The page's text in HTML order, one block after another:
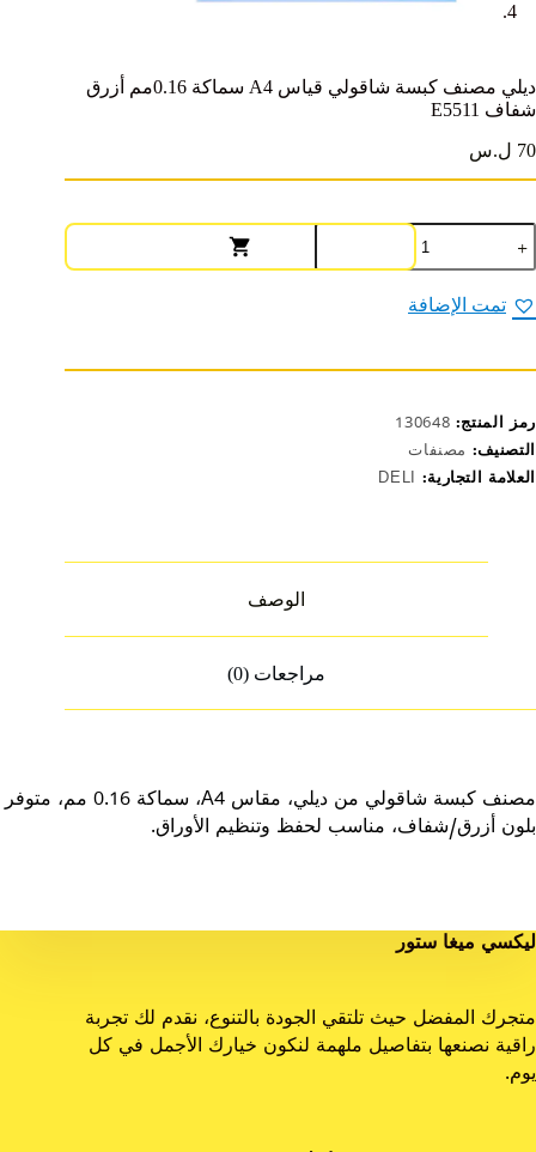
ديلي مصنف كبسة شاقولي قياس A4 سماكة 0.16مم أزرق
شفاف E5511
70 ل.س
كمية
ديلي
مصنف
كبسة
شاقولي
أزرق
شفاف
E5511
تمت الإضافة
رمز المنتج: 130648
التصنيف: مصنفات
العلامة التجارية: DELI
الوصف
مراجعات (0)
مصنف كبسة شاقولي من ديلي، مقاس A4، سماكة 0.16 مم، متوفر
بلون أزرق/شفاف، مناسب لحفظ وتنظيم الأوراق.
ليكسي ميغا ستور
متجرك المفضل حيث تلتقي الجودة بالتنوع، نقدم لك تجربة
راقية نصنعها بتفاصيل ملهمة لنكون خيارك الأجمل في كل
يوم.